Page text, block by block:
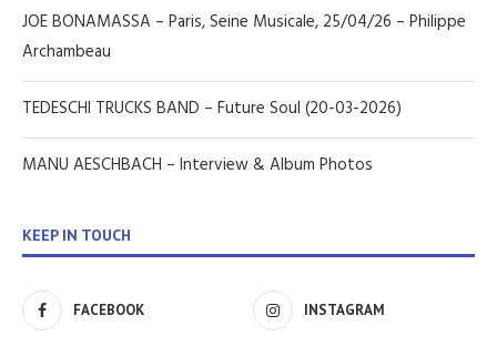
JOE BONAMASSA – Paris, Seine Musicale, 25/04/26 – Philippe
Archambeau
TEDESCHI TRUCKS BAND – Future Soul (20-03-2026)
MANU AESCHBACH – Interview & Album Photos
KEEP IN TOUCH
FACEBOOK INSTAGRAM